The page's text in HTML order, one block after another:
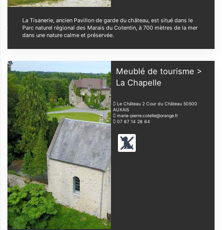
La Tisanerie, ancien Pavillon de garde du château, est situé dans le
Parc naturel régional des Marais du Cotentin, à 700 mètres de la mer
dans une nature calme et préservée.
Meublé de tourisme >
La Chapelle
Le Château 2 Cour du Château 50500
AUXAIS
marie-pierre.cotelle@orange.fr
07 87 14 28 64